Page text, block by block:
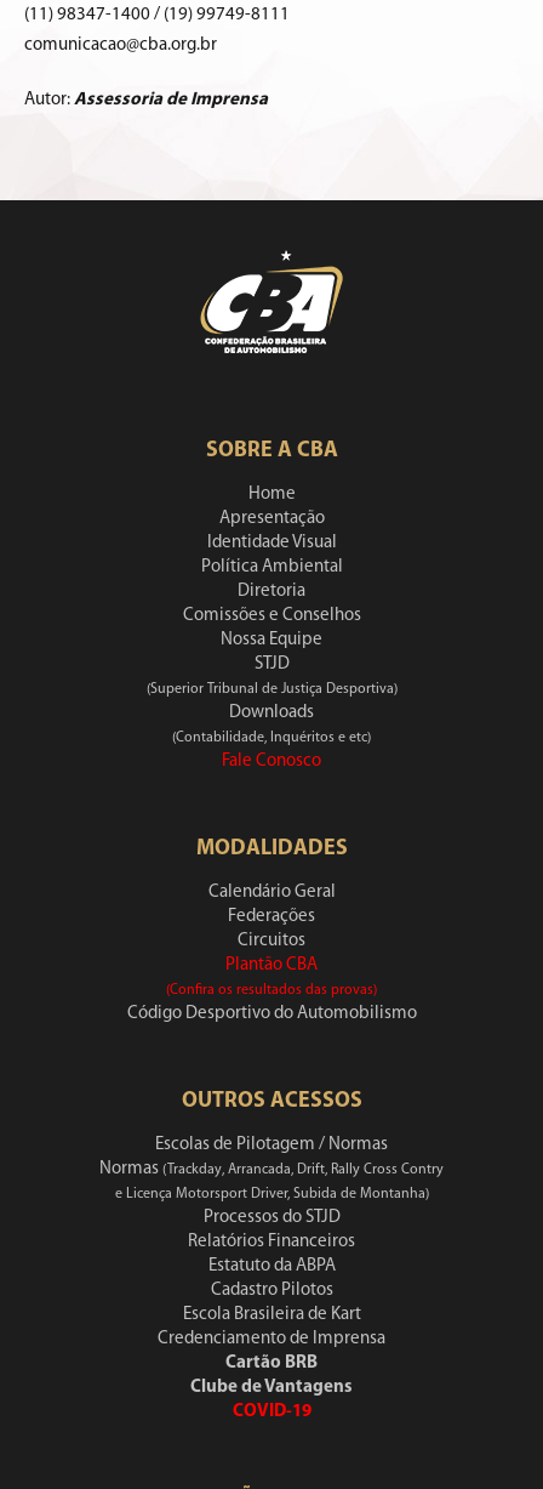
(11) 98347-1400 / (19) 99749-8111
comunicacao@cba.org.br
Autor: Assessoria de Imprensa
SOBRE A CBA
Home
Apresentação
Identidade Visual
Política Ambiental
Diretoria
Comissões e Conselhos
Nossa Equipe
STJD
(Superior Tribunal de Justiça Desportiva)
Downloads
(Contabilidade, Inquéritos e etc)
Fale Conosco
MODALIDADES
Calendário Geral
Federações
Circuitos
Plantão CBA
(Confira os resultados das provas)
Código Desportivo do Automobilismo
OUTROS ACESSOS
Escolas de Pilotagem / Normas
Normas (Trackday, Arrancada, Drift, Rally Cross Contry
e Licença Motorsport Driver, Subida de Montanha)
Processos do STJD
Relatórios Financeiros
Estatuto da ABPA
Cadastro Pilotos
Escola Brasileira de Kart
Credenciamento de Imprensa
Cartão BRB
Clube de Vantagens
COVID-19